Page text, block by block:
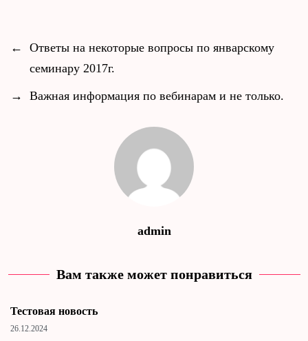
←
Ответы на некоторые вопросы по январскому
семинару 2017г.
→
Важная информация по вебинарам и не только.
admin
Вам также может понравиться
Тестовая новость
26.12.2024